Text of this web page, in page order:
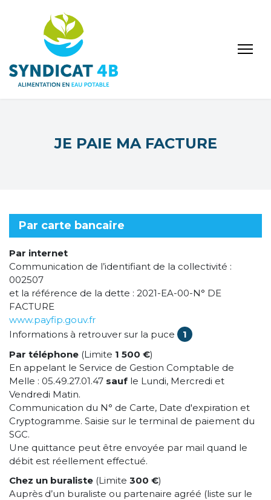
JE PAIE MA FACTURE
Par carte bancaire
Par internet
Communication de l’identifiant de la collectivité :
002507
et la référence de la dette : 2021-EA-00-N° DE
FACTURE
www.payfip.gouv.fr
Informations à retrouver sur la puce
1
Par téléphone (Limite 1 500 €)
En appelant le Service de Gestion Comptable de
Melle : 05.49.27.01.47 sauf le Lundi, Mercredi et
Vendredi Matin.
Communication du N° de Carte, Date d'expiration et
Cryptogramme. Saisie sur le terminal de paiement du
SGC.
Une quittance peut être envoyée par mail quand le
débit est réellement effectué.
Chez un buraliste (Limite 300 €)
Auprès d’un buraliste ou partenaire agréé (liste sur le